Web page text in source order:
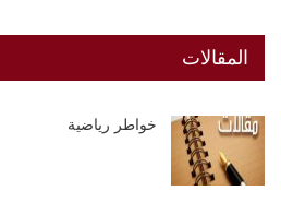
المقالات
خواطر رياضية